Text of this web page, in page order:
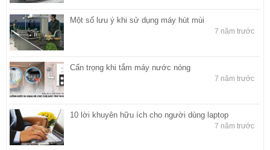
Một số lưu ý khi sử dụng máy hút mùi
7 năm trước
Cẩn trọng khi tắm máy nước nóng
7 năm trước
10 lời khuyên hữu ích cho người dùng laptop
7 năm trước